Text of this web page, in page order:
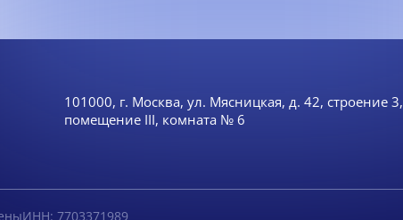
101000, г. Москва, ул. Мясницкая, д. 42, строение 3,
помещение III, комната № 6
ИНН: 7703371989